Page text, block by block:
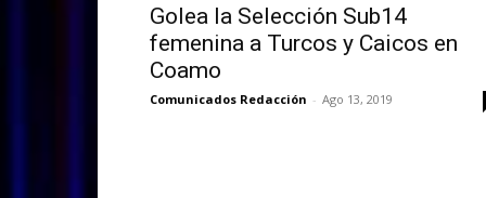
Golea la Selección Sub14
femenina a Turcos y Caicos en
Coamo
Comunicados Redacción - Ago 13, 2019